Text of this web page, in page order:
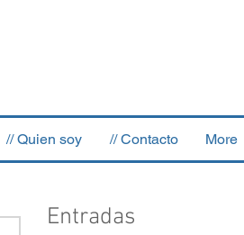
// Quien soy // Contacto More
Entradas